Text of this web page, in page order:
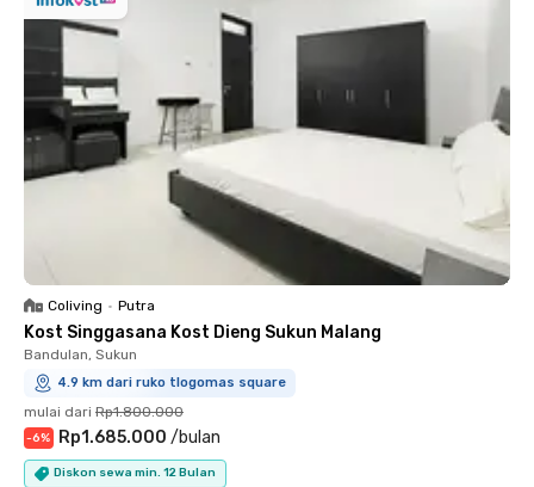
Coliving • Putra
Kost Singgasana Kost Dieng Sukun Malang
Bandulan, Sukun
4.9 km dari ruko tlogomas square
mulai dari Rp1.800.000
-6% Rp1.685.000 /bulan
Diskon sewa min. 12 Bulan